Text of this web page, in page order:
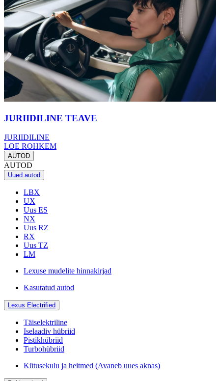
JURIIDILINE TEAVE
JURIIDILINE
LOE ROHKEM
AUTOD
AUTOD
Uued autod
LBX
UX
Uus ES
NX
Uus RZ
RX
Uus TZ
LM
Lexuse mudelite hinnakirjad
Kasutatud autod
Lexus Electrified
Täiselektriline
Iselaadiv hübriid
Pistikhübriid
Turbohübriid
Kütusekulu ja heitmed (Avaneb uues aknas)